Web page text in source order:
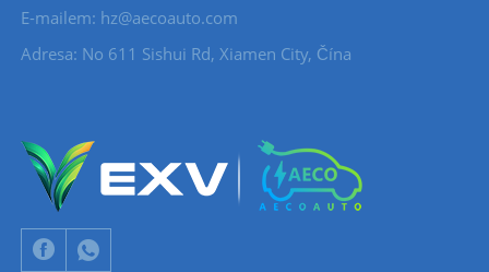
E-mailem: hz@aecoauto.com
Adresa: No 611 Sishui Rd, Xiamen City, Čína